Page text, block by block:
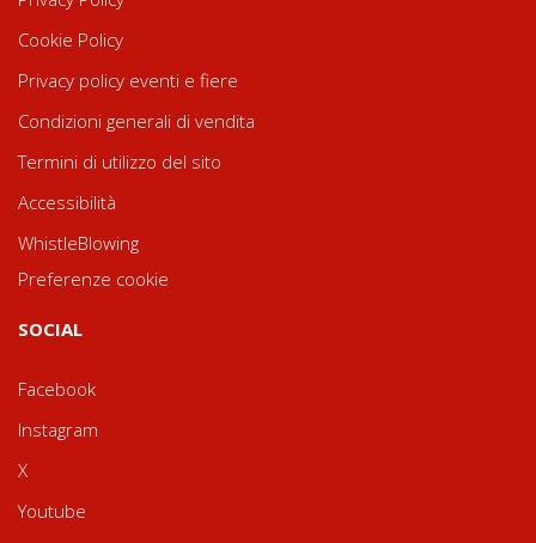
Cookie Policy
Privacy policy eventi e fiere
Condizioni generali di vendita
Termini di utilizzo del sito
Accessibilità
WhistleBlowing
Preferenze cookie
SOCIAL
Facebook
Instagram
X
Youtube